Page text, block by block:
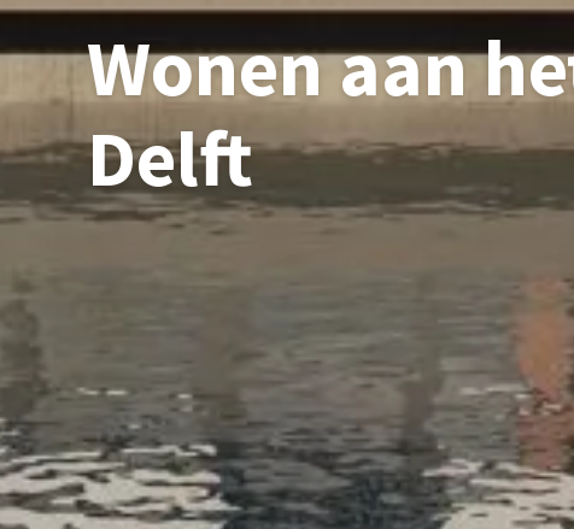
Wonen aan
Delft